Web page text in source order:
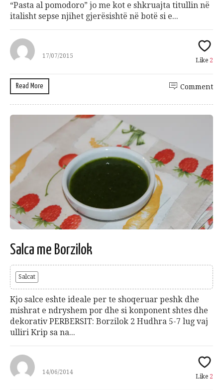
“Pasta al pomodoro” jo me kot e shkruajta titullin në
italisht sepse njihet gjerësishtë në botë si e...
17/07/2015
Like 2
Read More Comment
Salca me Borzilok
Salcat
Kjo salce eshte ideale per te shoqeruar peshk dhe
mishrat e ndryshem por dhe si konponent shtes dhe
dekorativ PERBERSIT: Borzilok 2 Hudhra 5-7 lug vaj
ulliri Krip sa na...
14/06/2014
Like 2